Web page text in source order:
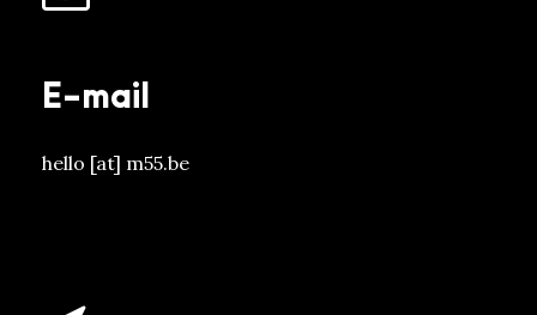
E-mail
hello [at] m55.be